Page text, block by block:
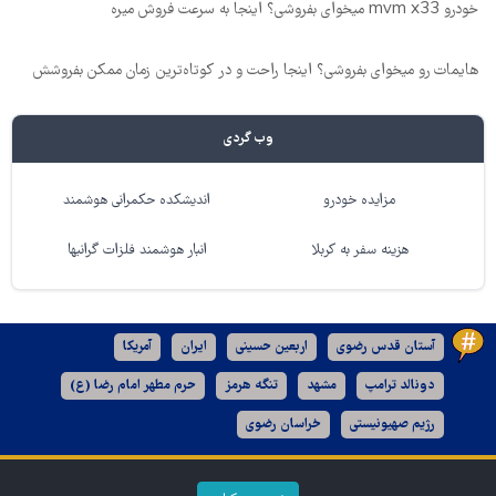
خودرو mvm x33 میخوای بفروشی؟ اینجا به سرعت فروش میره
هایمات رو میخوای بفروشی؟ اینجا راحت و در کوتاه‌ترین زمان ممکن بفروشش
وب گردی
مزایده خودرو اندیشکده حکمرانی هوشمند
هزینه سفر به کربلا انبار هوشمند فلزات گرانبها
آستان قدس رضوی اربعین حسینی ایران آمریکا
دونالد ترامپ مشهد تنگه هرمز حرم مطهر امام رضا (ع)
رژیم صهیونیستی خراسان رضوی